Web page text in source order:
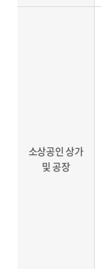
소상공인 상가
및 공장